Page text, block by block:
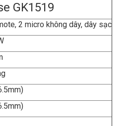
GK1519
2 micro không dây, dây sạc